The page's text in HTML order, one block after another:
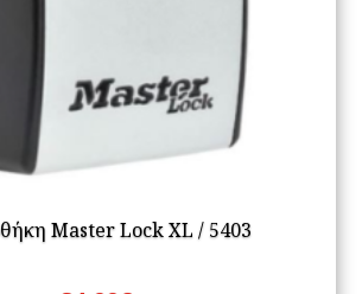
Master Lock XL / 5403